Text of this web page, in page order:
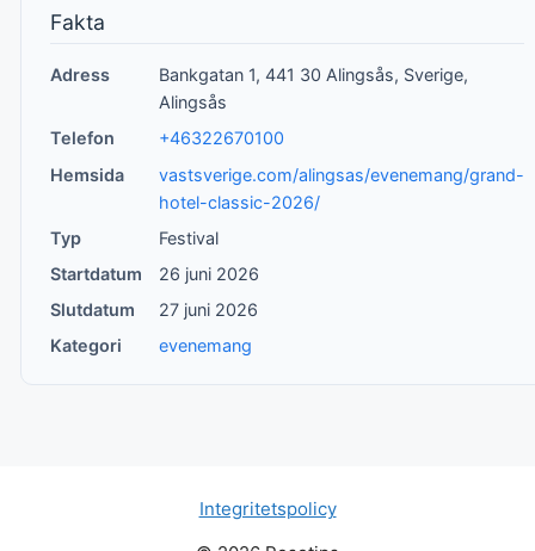
Fakta
Adress
Bankgatan 1, 441 30 Alingsås, Sverige,
Alingsås
Telefon
+46322670100
Hemsida
vastsverige.com/alingsas/evenemang/grand-
hotel-classic-2026/
Typ
Festival
Startdatum
26 juni 2026
Slutdatum
27 juni 2026
Kategori
evenemang
Integritetspolicy